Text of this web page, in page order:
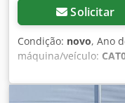
Solicitar
Condição: novo, Ano
máquina/veículo:
,
C2.2, Finalidade de
kg Potência do